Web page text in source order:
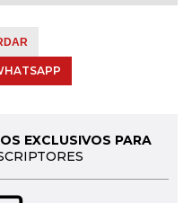
EXCLUSIVOS PARA